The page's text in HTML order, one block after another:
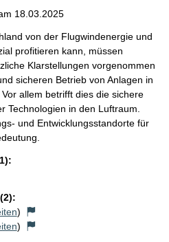
18.03.2025
von der Flugwindenergie und
profitieren kann, müssen
Klarstellungen vorgenommen
sicheren Betrieb von Anlagen in
allem betrifft dies die sichere
Technologien in den Luftraum.
und Entwicklungsstandorte für
)
)